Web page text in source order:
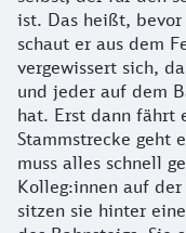
ist. Das heißt,
schaut er aus dem
vergewissert sich,
und jeder auf dem
hat. Erst dann fährt
Stammstrecke geht
muss alles schnell
Kolleg:innen auf
sitzen sie hinter